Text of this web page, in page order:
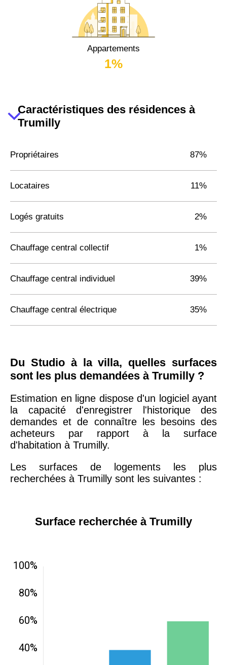
Appartements
1%
Caractéristiques des résidences à
Trumilly
Propriétaires 87%
Locataires 11%
Logés gratuits 2%
Chauffage central collectif 1%
Chauffage central individuel 39%
Chauffage central électrique 35%
Du Studio à la villa, quelles surfaces
sont les plus demandées à Trumilly ?
Estimation en ligne dispose d'un logiciel ayant
la capacité d'enregistrer l'historique des
demandes et de connaître les besoins des
acheteurs par rapport à la surface
d'habitation à Trumilly.
Les surfaces de logements les plus
recherchées à Trumilly sont les suivantes :
Surface recherchée à Trumilly